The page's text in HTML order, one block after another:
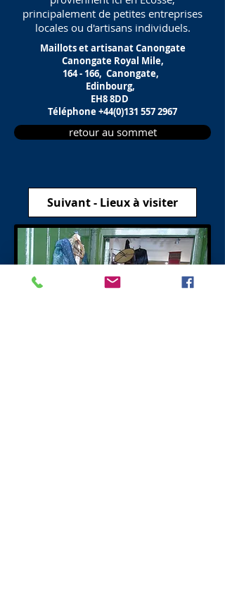
principalement de petites entreprises
locales ou d'artisans individuels.
Maillots et artisanat Canongate
Canongate Royal Mile,
164 - 166, Canongate,
Edinbourg,
EH8 8DD
Téléphone+44(0)131 557 2967
retour au sommet
Suivant - Lieux à visiter